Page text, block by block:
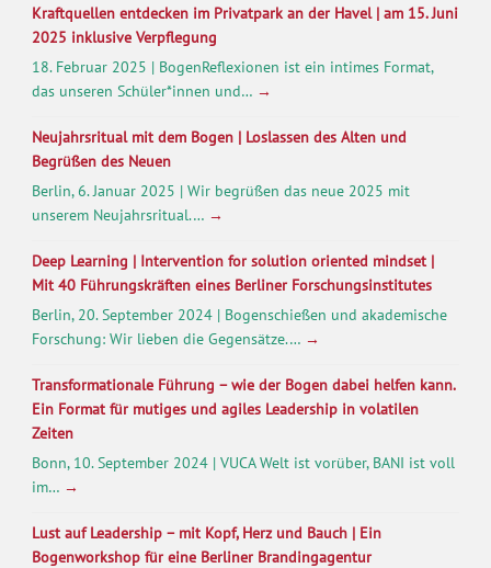
Kraftquellen entdecken im Privatpark an der Havel | am 15. Juni
2025 inklusive Verpflegung
18. Februar 2025 | BogenReflexionen ist ein intimes Format,
das unseren Schüler*innen und… →
Neujahrsritual mit dem Bogen | Loslassen des Alten und
Begrüßen des Neuen
Berlin, 6. Januar 2025 | Wir begrüßen das neue 2025 mit
unserem Neujahrsritual.… →
Deep Learning | Intervention for solution oriented mindset |
Mit 40 Führungskräften eines Berliner Forschungsinstitutes
Berlin, 20. September 2024 | Bogenschießen und akademische
Forschung: Wir lieben die Gegensätze.… →
Transformationale Führung – wie der Bogen dabei helfen kann.
Ein Format für mutiges und agiles Leadership in volatilen
Zeiten
Bonn, 10. September 2024 | VUCA Welt ist vorüber, BANI ist voll
im… →
Lust auf Leadership – mit Kopf, Herz und Bauch | Ein
Bogenworkshop für eine Berliner Brandingagentur